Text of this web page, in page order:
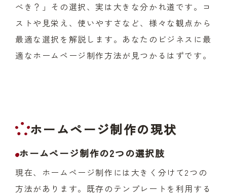
べき？」その選択、実は大きな分かれ道です。コ
ストや見栄え、使いやすさなど、様々な観点から
最適な選択を解説します。あなたのビジネスに最
適なホームページ制作方法が見つかるはずです。
ホームページ制作の現状
ホームページ制作の2つの選択肢
現在、ホームページ制作には大きく分けて2つの
方法があります。既存のテンプレートを利用する